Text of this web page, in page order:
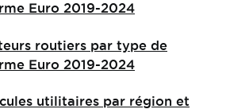
Euro 2019-2024
routiers par type de
Euro 2019-2024
utilitaires par région et